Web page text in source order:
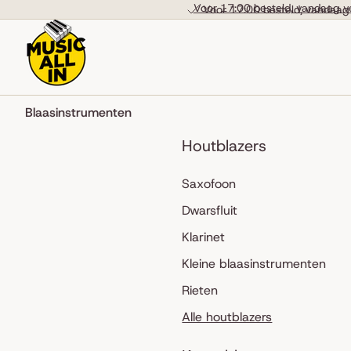
Voor 17:00 besteld,
Voor 17:00 besteld, vandaag
Blaasinstrumenten
Houtblazers
Saxofoon
Dwarsfluit
Klarinet
Kleine blaasinstrumenten
Rieten
Alle houtblazers